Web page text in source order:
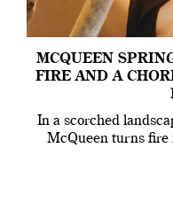
MCQUEEN
FIRE AND A
In a scorched
McQueen turns fire